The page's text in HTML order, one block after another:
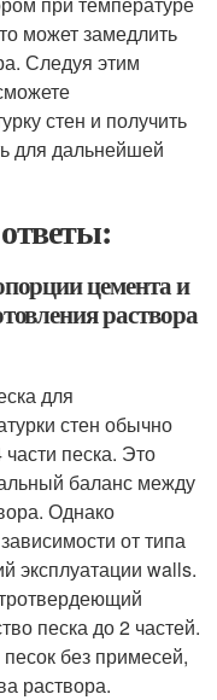
может замедлить
Следуя этим
стен и получить
для дальнейшей
цемента и
раствора
для
стен обычно
песка. Это
баланс между
Однако
от типа
эксплуатации walls.
песка до 2 частей.
без примесей,
раствора.